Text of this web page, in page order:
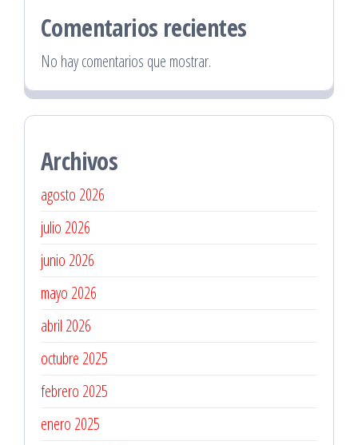
Comentarios recientes
No hay comentarios que mostrar.
Archivos
agosto 2026
julio 2026
junio 2026
mayo 2026
abril 2026
octubre 2025
febrero 2025
enero 2025